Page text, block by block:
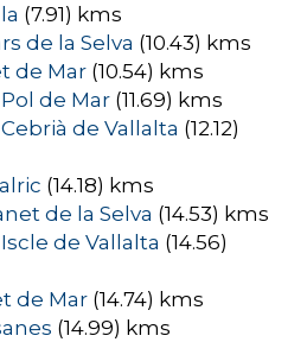
(7.91) kms
de la Selva (10.43) kms
de Mar (10.54) kms
de Mar (11.69) kms
de Vallalta (12.12)
(14.18) kms
de la Selva (14.53) kms
de Vallalta (14.56)
de Mar (14.74) kms
(14.99) kms